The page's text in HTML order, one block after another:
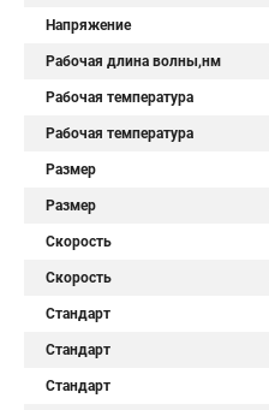
Напряжение
Рабочая длина волны,нм
Рабочая температура
Рабочая температура
Размер
Размер
Скорость
Скорость
Стандарт
Стандарт
Стандарт